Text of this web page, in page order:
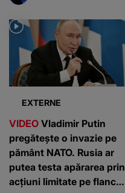
EXTERNE
VIDEO Vladimir Putin
pregătește o invazie pe
pământ NATO. Rusia ar
putea testa apărarea prin
acțiuni limitate pe flancul